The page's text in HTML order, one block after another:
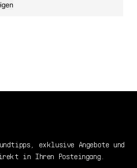
1.0.0 -
exklusive Angebote und
in Ihren Posteingang.